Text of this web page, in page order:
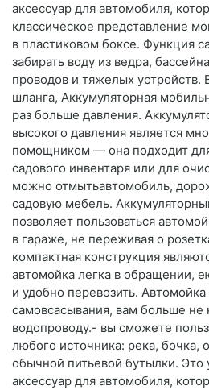
аксессуар для автомобиля,
классическое представление
в пластиковом боксе. Функция
забирать воду из ведра,
проводов и тяжелых устройств.
шланга, Аккумуляторная
раз больше давления.
высокого давления является
помощником — она подходит
садового инвентаря или для
можно отмытьавтомобиль,
садовую мебель.
позволяет пользоваться
в гараже, не переживая о
компактная конструкция
автомойка легка в обращении,
и удобно перевозить.
самовсасывания, вам больше не
водопроводу.- вы сможете
любого источника: река, бочка,
обычной питьевой бутылки. Это
аксессуар для автомобиля,